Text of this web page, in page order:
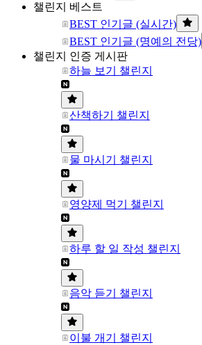
챌린지 베스트
BEST 인기글 (실시간)
BEST 인기글 (명예의 전당)
챌린지 인증 게시판
하늘 보기 챌린지
산책하기 챌린지
물 마시기 챌린지
영양제 먹기 챌린지
하루 할 일 작성 챌린지
음악 듣기 챌린지
이불 개기 챌린지